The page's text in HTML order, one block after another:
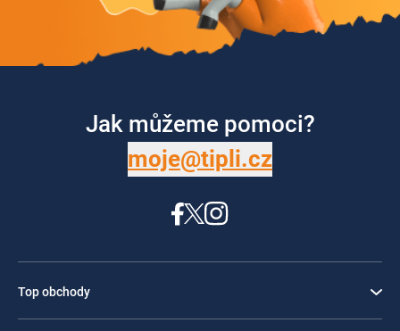
Jak můžeme pomoci?
moje@tipli.cz
Top obchody